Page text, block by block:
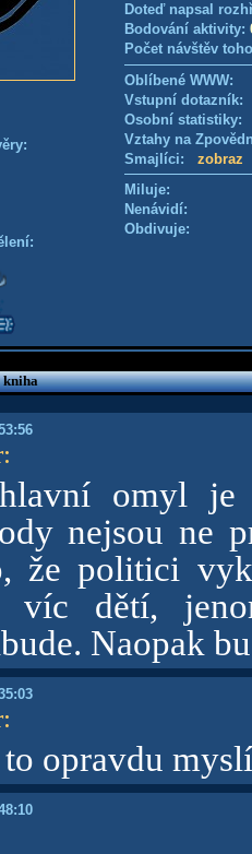
Doteď napsal
Bodování aktivity:
Počet návštěv
Oblíbené WWW:
Vstupní
Osobní
Vztahy na
Smajlíci: zobraz
Miluje:
Nenávidí:
Obdivuje:
kniha
:
omyl je
nejsou ne
že politici
víc dětí,
Naopak
:
opravdu